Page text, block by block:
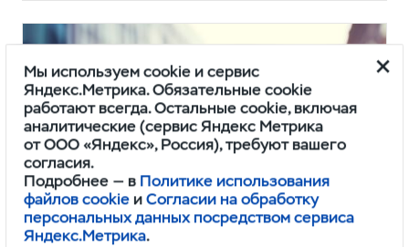
Мы используем cookie и сервис
Яндекс.Метрика. Обязательные cookie
работают всегда. Остальные cookie, включая
аналитические (сервис Яндекс Метрика
от ООО «Яндекс», Россия), требуют вашего
согласия.
Подробнее — в Политике использования
файлов cookie иСогласии на обработку
персональных данных посредством сервиса
Яндекс.Метрика.